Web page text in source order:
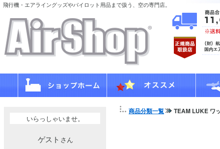
飛行機・エアライングッズやパイロット用品まで扱う、空の専門店。
いらっしゃいませ。
ゲスト さん
商品分類一覧 TEAM LUKE ワ